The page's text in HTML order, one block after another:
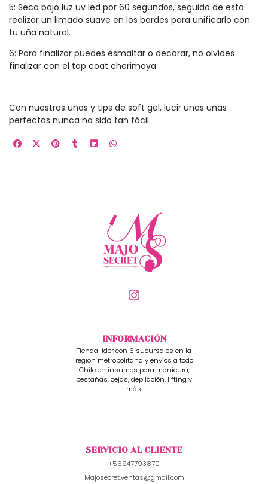
5: Seca bajo luz uv led por 60 segundos, seguido de esto
realizar un limado suave en los bordes para unificarlo con
tu uña natural.
6: Para finalizar puedes esmaltar o decorar, no olvides
finalizar con el top coat cherimoya
Con nuestras uñas y tips de soft gel, lucir unas uñas
perfectas nunca ha sido tan fácil.
INFORMACIÓN
Tienda líder con 6 sucursales en la
región metropolitana y envíos a todo
Chile en insumos para manicura,
pestañas, cejas, depilación, lifting y
más.
SERVICIO AL CLIENTE
+56947793870
Majosecret.ventas@gmail.com